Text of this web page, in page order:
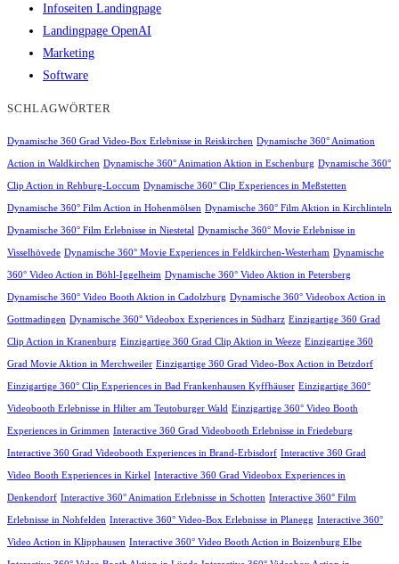
Infoseiten Landingpage
Landingpage OpenAI
Marketing
Software
SCHLAGWÖRTER
Dynamische 360 Grad Video-Box Erlebnisse in Reiskirchen Dynamische 360° Animation
Action in Waldkirchen Dynamische 360° Animation Aktion in Eschenburg Dynamische 360°
Clip Action in Rehburg-Loccum Dynamische 360° Clip Experiences in Meßstetten
Dynamische 360° Film Action in Hohenmölsen Dynamische 360° Film Aktion in Kirchlinteln
Dynamische 360° Film Erlebnisse in Niestetal Dynamische 360° Movie Erlebnisse in
Visselhövede Dynamische 360° Movie Experiences in Feldkirchen-Westerham Dynamische
360° Video Action in Böhl-Iggelheim Dynamische 360° Video Aktion in Petersberg
Dynamische 360° Video Booth Aktion in Cadolzburg Dynamische 360° Videobox Action in
Gottmadingen Dynamische 360° Videobox Experiences in Südharz Einzigartige 360 Grad
Clip Action in Kranenburg Einzigartige 360 Grad Clip Aktion in Weeze Einzigartige 360
Grad Movie Aktion in Merchweiler Einzigartige 360 Grad Video-Box Action in Betzdorf
Einzigartige 360° Clip Experiences in Bad Frankenhausen Kyffhäuser Einzigartige 360°
Videobooth Erlebnisse in Hilter am Teutoburger Wald Einzigartige 360° Video Booth
Experiences in Grimmen Interactive 360 Grad Videobooth Erlebnisse in Friedeburg
Interactive 360 Grad Videobooth Experiences in Brand-Erbisdorf Interactive 360 Grad
Video Booth Experiences in Kirkel Interactive 360 Grad Videobox Experiences in
Denkendorf Interactive 360° Animation Erlebnisse in Schotten Interactive 360° Film
Erlebnisse in Nohfelden Interactive 360° Video-Box Erlebnisse in Planegg Interactive 360°
Video Action in Klipphausen Interactive 360° Video Booth Action in Boizenburg Elbe